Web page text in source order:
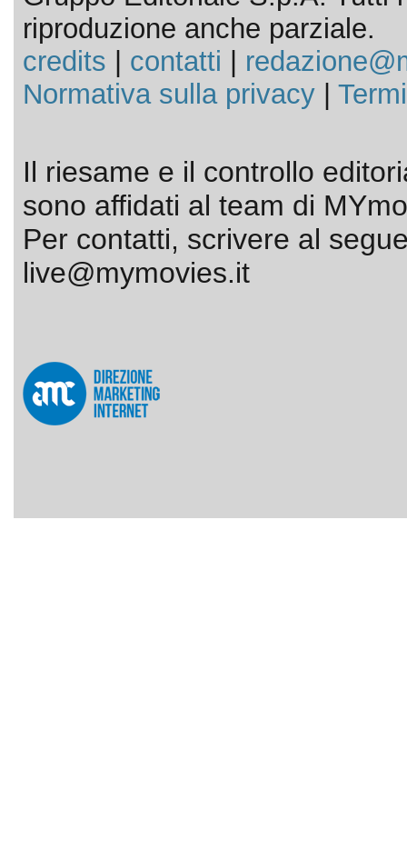
riproduzione anche parziale.
credits
contatti
Normativa sulla privacy|
Il riesame e il controllo
sono affidati al team di
Per contatti, scrivere al
live@mymovies.it